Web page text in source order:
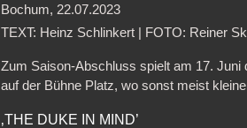
Bochum, 22.07.2023
TEXT: Heinz Schlinkert | FOTO: Reiner
Zum Saison-Abschluss spielt am 17. Juni
auf der Bühne Platz, wo sonst meist
‚THE DUKE IN MIND’